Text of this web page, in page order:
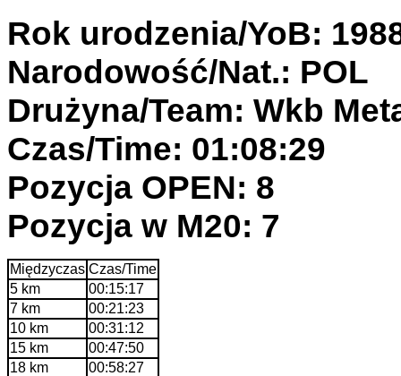
Rok urodzenia/YoB:
Narodowość/Nat.: POL
Drużyna/Team: Wkb
Czas/Time: 01:08:29
Pozycja OPEN: 8
Pozycja w M20: 7
Międzyczas Czas/Time
5 km
00:15:17
7 km
00:21:23
10 km
00:31:12
15 km
00:47:50
18 km
00:58:27